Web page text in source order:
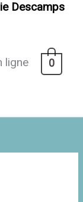
Descamps
ligne 0